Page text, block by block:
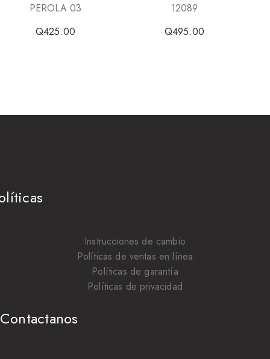
PEROLA 03
Q425.00
12089
Q495.00
Instrucciones de cambio
Políticas de ventas en línea
Políticas de garantía
Políticas de privacidad
Contactanos